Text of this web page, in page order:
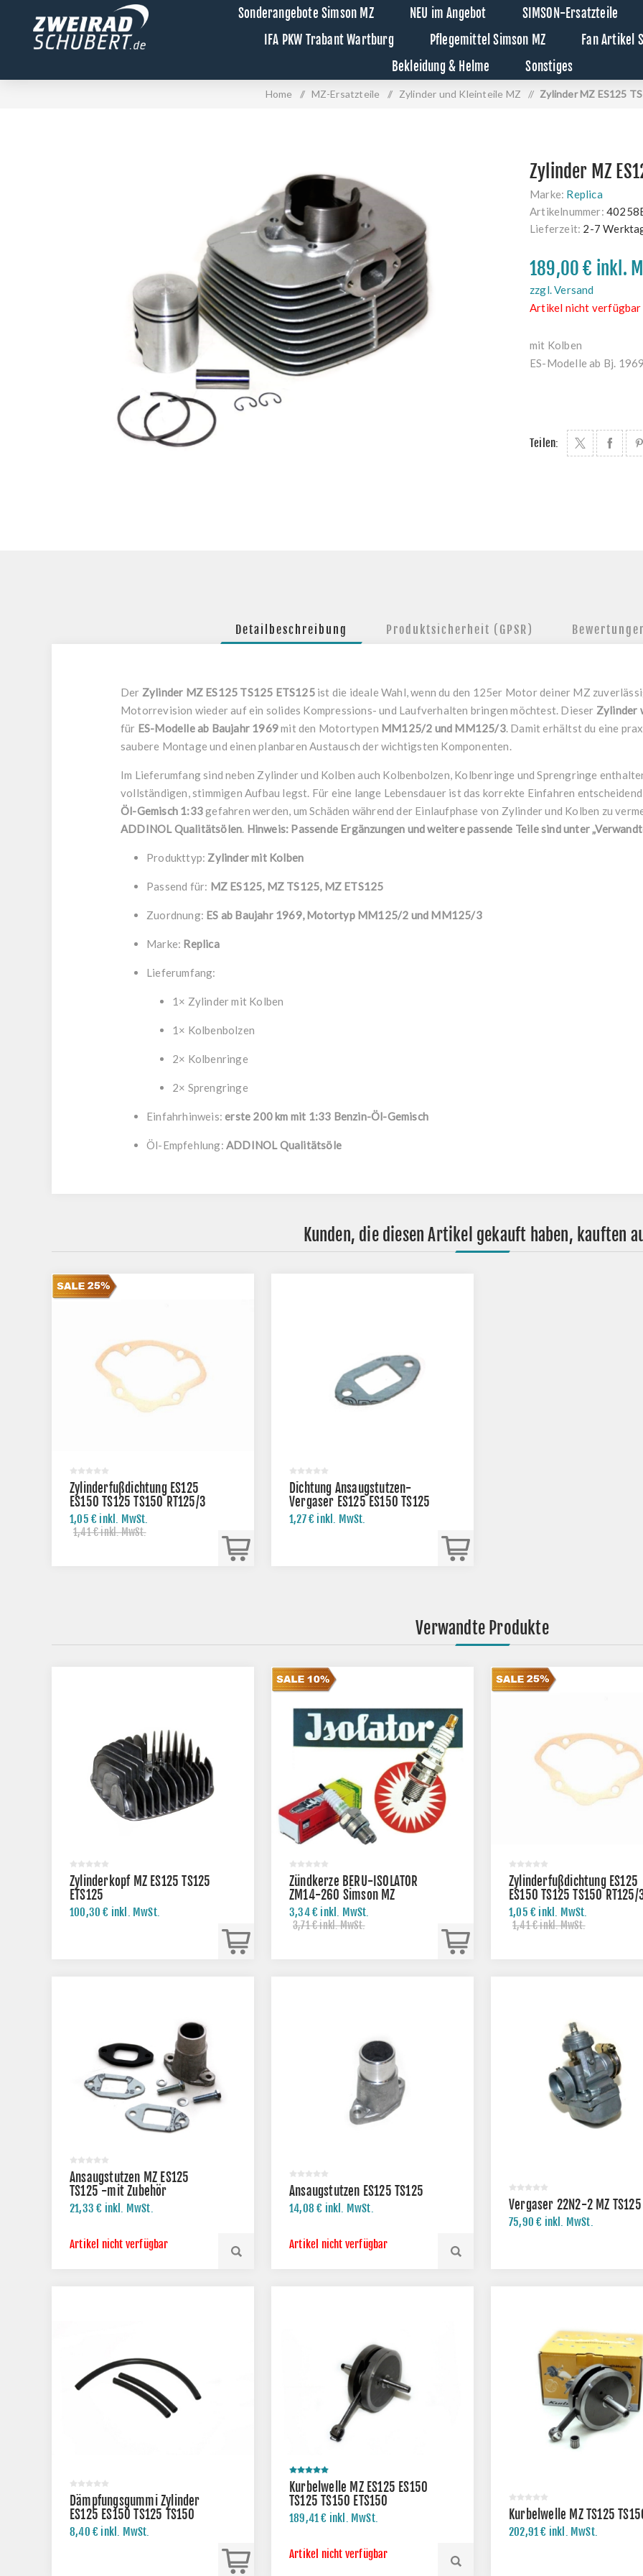
Sonderangebote Simson MZ NEU im Angebot
SIMSON-Ersatzteile
IFA PKW Trabant Wartburg
Pflegemittel Simson MZ
Fan Artikel
Bekleidung & Helme
Sonstiges
Home / MZ-Ersatzteile / Zylinder und Kleinteile MZ / Zylinder MZ ES125
Zylinder MZ
Marke: Replica
Artikelnummer:
Lieferzeit: 2-7
189,00 € inkl.
zzgl. Versand
Artikel nicht verfügbar
mit Kolben
ES-Modelle ab Bj.
Teilen:
Detailbeschreibung Produktsicherheit (GPSR)
Der Zylinder MZ ES125 TS125 ETS125ist die ideale Wahl, wenn du den 125er Motor deiner MZ
Motorrevision wieder auf ein solides Kompressions- und Laufverhalten bringen möchtest. Dieser Zylinder
für ES-Modelle ab Baujahr 1969mit den Motortypen MM125/2 und MM125/3. Damit erhältst du eine
saubere Montage und einen planbaren Austausch der wichtigsten Komponenten.
Im Lieferumfang sind neben Zylinder und Kolben auch Kolbenbolzen, Kolbenringe und Sprengringe
vollständigen, stimmigen Aufbau legst. Für eine lange Lebensdauer ist das korrekte Einfahren
Öl-Gemisch 1:33gefahren werden, um Schäden während der Einlaufphase von Zylinder und Kolben zu
ADDINOL Qualitätsölen. Hinweis: Passende Ergänzungen und weitere passende Teile sind unter
Produkttyp: Zylinder mit Kolben
Passend für: MZ ES125, MZ TS125, MZ ETS125
Zuordnung: ES ab Baujahr 1969, Motortyp MM125/2 und MM125/3
Marke: Replica
Lieferumfang:
1× Zylinder mit Kolben
1× Kolbenbolzen
2× Kolbenringe
2× Sprengringe
Einfahrhinweis:erste 200 km mit 1:33 Benzin-Öl-Gemisch
Öl-Empfehlung: ADDINOL Qualitätsöle
Kunden, die diesen Artikel gekauft haben, kauften
Zylinderfußdichtung ES125
ES150 TS125 TS150 RT125/3
1,05 € inkl. MwSt.
1,41 € inkl. MwSt.
Dichtung Ansaugstutzen-
Vergaser ES125 ES150 TS125
TS150
1,27 € inkl. MwSt.
Verwandte Produkte
Zylinderkopf MZ ES125 TS125
ETS125
100,30 € inkl. MwSt.
Zündkerze BERU-ISOLATOR
ZM14-260 Simson MZ
3,34 € inkl. MwSt.
3,71 € inkl. MwSt.
Zylinderfußdichtung ES125
ES150 TS125 TS150 RT125/
1,05 € inkl. MwSt.
1,41 € inkl. MwSt.
Ansaugstutzen MZ ES125
TS125 -mit Zubehör
21,33 € inkl. MwSt.
Artikel nicht verfügbar
Ansaugstutzen ES125 TS125
14,08 € inkl. MwSt.
Artikel nicht verfügbar
Vergaser 22N2-2 MZ TS125
75,90 € inkl. MwSt.
Dämpfungsgummi Zylinder
ES125 ES150 TS125 TS150
ETS125
8,40 € inkl. MwSt.
Kurbelwelle MZ ES125 ES150
TS125 TS150 ETS150
189,41 € inkl. MwSt.
Artikel nicht verfügbar
Kurbelwelle MZ TS125
202,91 € inkl. MwSt.